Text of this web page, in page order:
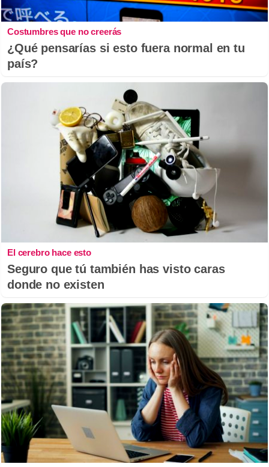
Costumbres que no creerás
¿Qué pensarías si esto fuera normal en tu
país?
El cerebro hace esto
Seguro que tú también has visto caras
donde no existen